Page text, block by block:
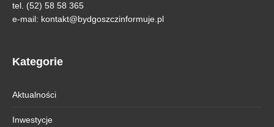
tel. (52) 58 58 365
e-mail: kontakt@bydgoszczinformuje.pl
Kategorie
Aktualności
Inwestycje